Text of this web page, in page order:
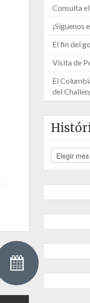
Consulta
¡Síguenos
El fin del
Visita de
El
del